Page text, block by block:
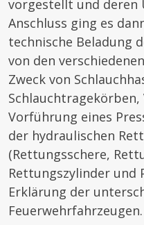
vorgestellt und deren
Anschluss ging es
technische Beladung
von den
Zweck von
Vorführung eines
der hydraulischen
(Rettungsschere,
Rettungszylinder und
Erklärung der
Feuerwehrfahrzeugen.